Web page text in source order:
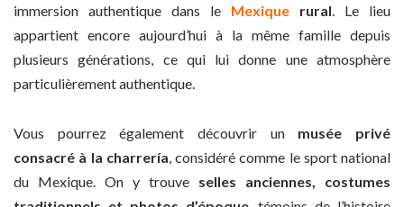
immersion authentique dans le Mexique rural. Le lieu
appartient encore aujourd’hui à la même famille depuis
plusieurs générations, ce qui lui donne une atmosphère
particulièrement authentique.
Vous pourrez également découvrir un musée privé
consacré à la charrería, considéré comme le sport national
du Mexique. On y trouve selles anciennes, costumes